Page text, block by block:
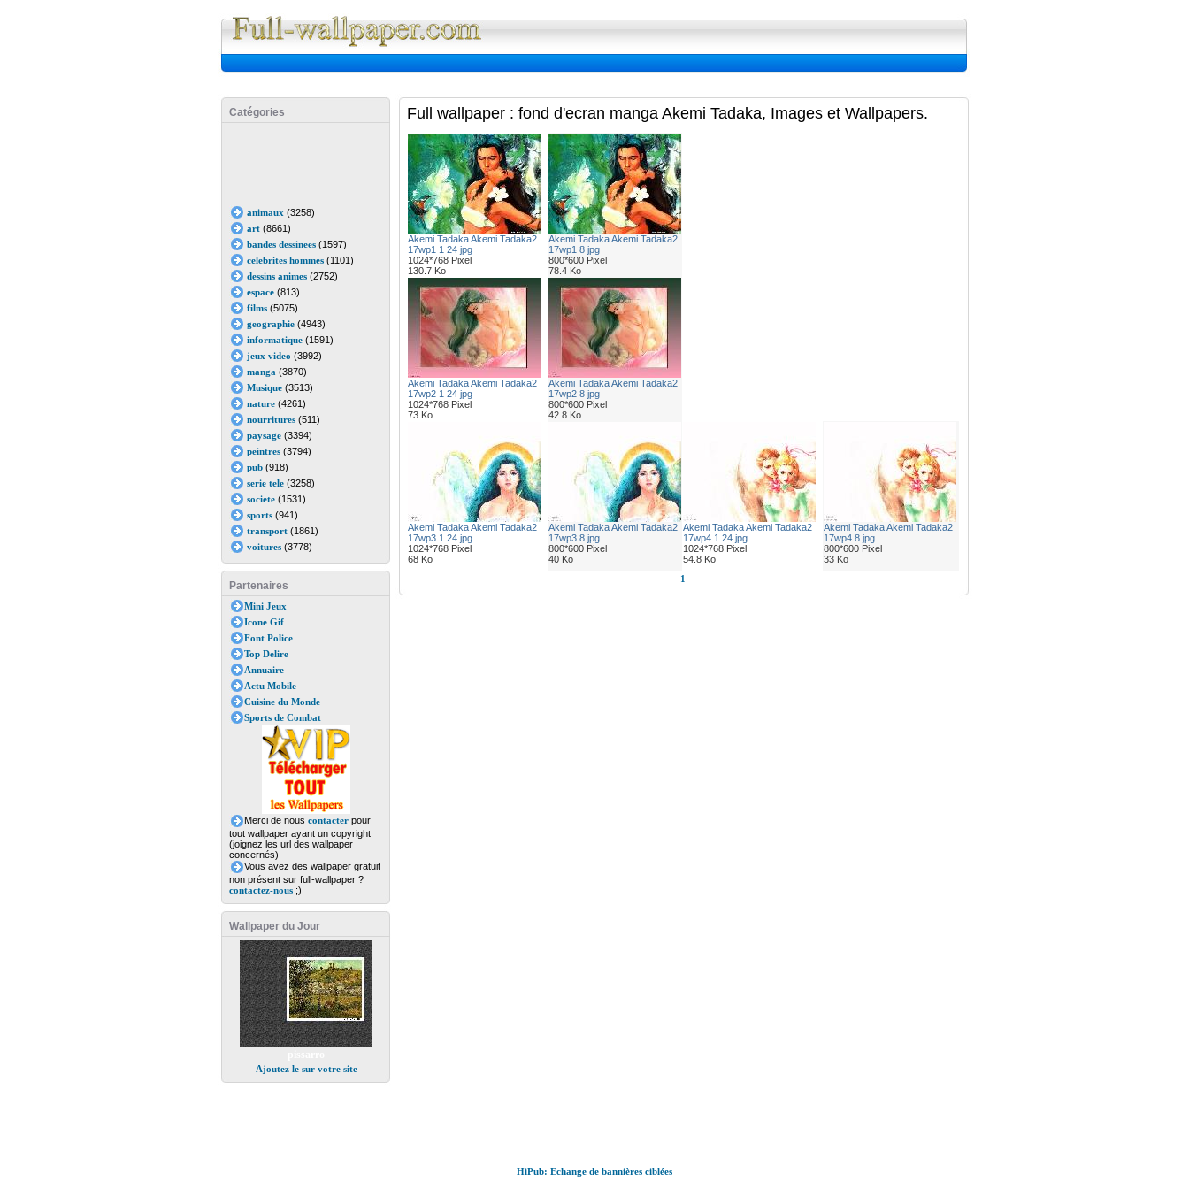
Catégories
animaux (3258)
art(8661)
bandes dessinees(1597)
celebrites hommes(1101)
dessins animes(2752)
espace(813)
films(5075)
geographie(4943)
informatique(1591)
jeux video (3992)
manga (3870)
Musique(3513)
nature(4261)
nourritures(511)
paysage(3394)
peintres(3794)
pub(918)
serie tele(3258)
societe(1531)
sports(941)
transport(1861)
voitures(3778)
Partenaires
Mini Jeux
Icone Gif
Font Police
Top Delire
Annuaire
Actu Mobile
Cuisine du Monde
Sports de Combat
Merci de nous contacterpour
tout wallpaper ayant un copyright
(joignez les url des wallpaper
concernés)
Vous avez des wallpaper gratuit
non présent sur full-wallpaper ?
contactez-nous;)
Wallpaper du Jour
Ajoutez le sur votre site
Full wallpaper : fond d'ecran manga Akemi Tadaka, Images et Wallpapers.
Akemi Tadaka Akemi Tadaka2
17wp1 1 24 jpg
1024*768 Pixel
130.7 Ko
Akemi Tadaka Akemi Tadaka2
17wp1 8 jpg
800*600 Pixel
78.4 Ko
Akemi Tadaka Akemi Tadaka2
17wp2 1 24 jpg
1024*768 Pixel
73 Ko
Akemi Tadaka Akemi Tadaka2
17wp2 8 jpg
800*600 Pixel
42.8 Ko
Akemi Tadaka Akemi Tadaka2
17wp3 1 24 jpg
1024*768 Pixel
68 Ko
Akemi Tadaka Akemi Tadaka2
17wp3 8 jpg
800*600 Pixel
40 Ko
Akemi Tadaka Akemi Tadaka2
17wp4 1 24 jpg
1024*768 Pixel
54.8 Ko
Akemi Tadaka Akemi Tadaka2
17wp4 8 jpg
800*600 Pixel
33 Ko
1
HiPub: Echange de bannières ciblées